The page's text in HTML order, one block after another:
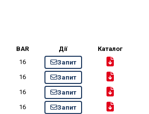
BAR Дії
Каталог
16
Запит
16
Запит
16
Запит
16
Запит